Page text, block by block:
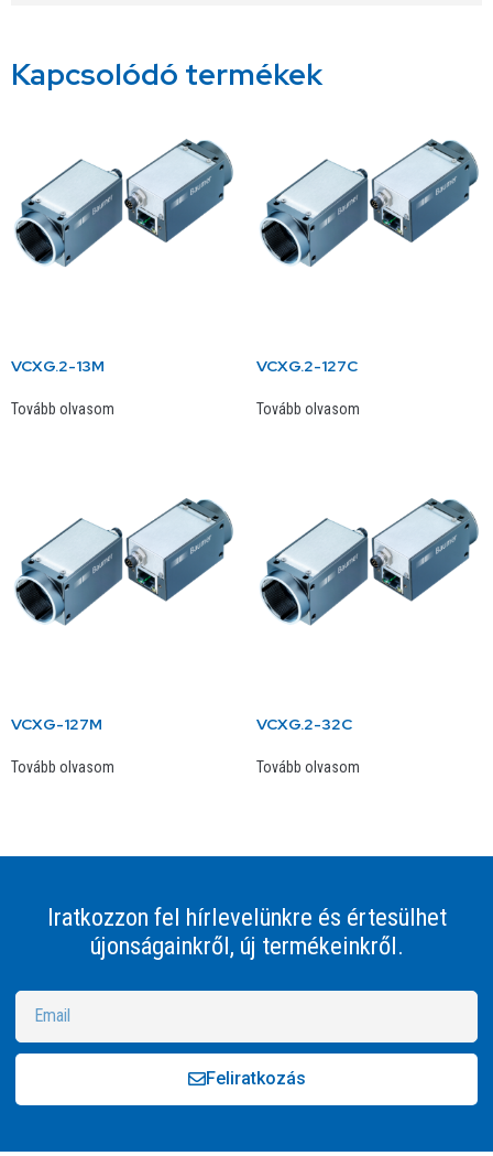
Kapcsolódó termékek
VCXG.2-13M
Tovább olvasom
VCXG.2-127C
Tovább olvasom
VCXG-127M
Tovább olvasom
VCXG.2-32C
Tovább olvasom
Iratkozzon fel hírlevelünkre és értesülhet
újonságainkről, új termékeinkről.
Feliratkozás